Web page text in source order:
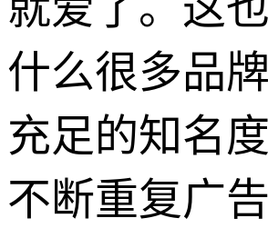
什么很多品
充足的知名
不断重复广